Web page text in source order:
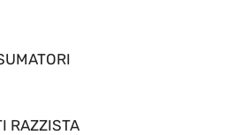
RAZZISTA